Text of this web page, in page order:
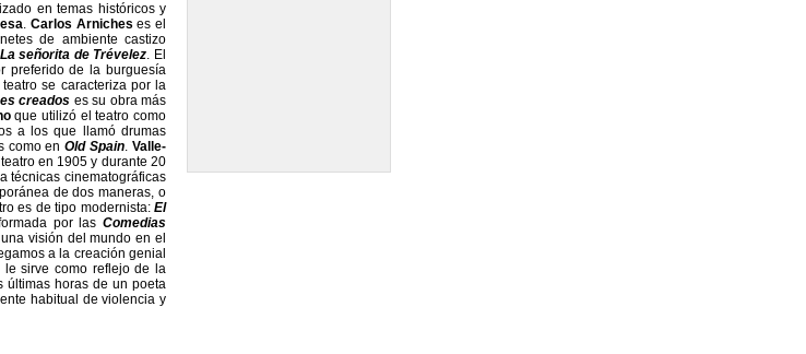
en temas históricos y
. Carlos Arniches es el
de ambiente castizo
señorita de Trévelez. El
preferido de la burguesía
teatro se caracteriza por la
creados es su obra más
que utilizó el teatro como
a los que llamó drumas
como enOld Spain.Valle-
en 1905 y durante 20
técnicas cinematográficas
de dos maneras, o
es de tipo modernista:El
por las Comedias
visión del mundo en el
a la creación genial
le sirve como reflejo de la
últimas horas de un poeta
habitual de violencia y